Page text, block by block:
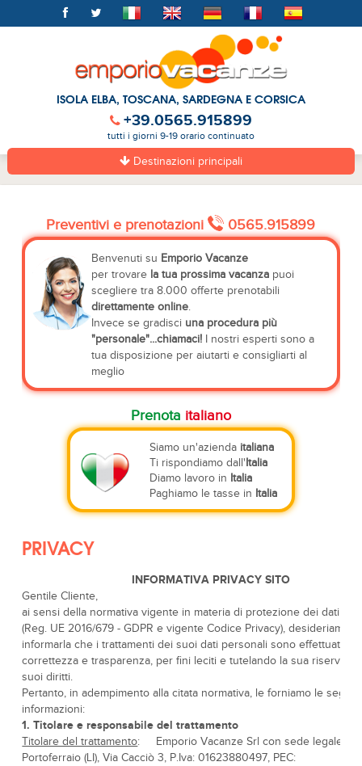
ISOLA ELBA, TOSCANA, SARDEGNA E CORSICA
+39.0565.915899
tutti i giorni 9-19 orario continuato
Destinazioni principali
Preventivi e prenotazioni 0565.915899
Benvenuti su Emporio Vacanze
per trovare la tua prossima vacanza puoi
scegliere tra 8.000 offerte prenotabili
direttamente online.
Invece se gradisci una procedura più
"personale"...chiamaci! I nostri esperti sono a
tua disposizione per aiutarti e consigliarti al
meglio
Prenota italiano
Siamo un'azienda italiana
Ti rispondiamo dall'Italia
Diamo lavoro in Italia
Paghiamo le tasse in Italia
PRIVACY
INFORMATIVA PRIVACY SITO
Gentile Cliente,
ai sensi della normativa vigente in materia di protezione dei dati
(Reg. UE 2016/679 - GDPR e vigente Codice Privacy), desideriamo
informarla che i trattamenti dei suoi dati personali sono effettuati
correttezza e trasparenza, per fini leciti e tutelando la sua
suoi diritti.
Pertanto, in adempimento alla citata normativa, le forniamo le
informazioni:
1. Titolare e responsabile del trattamento
Titolare del trattamento: Emporio Vacanze Srl con sede legale in
Portoferraio (LI), Via Cacciò 3, P.Iva: 01623880497, PEC: